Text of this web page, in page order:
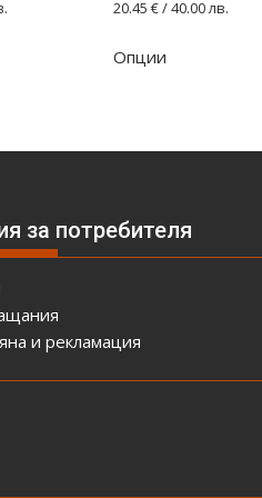
20.45 €/ 40.00 лв.
Опции
за потребителя
и рекламация